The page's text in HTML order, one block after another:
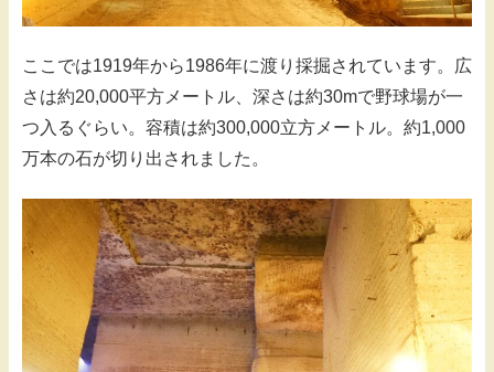
ここでは1919年から1986年に渡り採掘されています。広
さは約20,000平方メートル、深さは約30mで野球場が一
つ入るぐらい。容積は約300,000立方メートル。約1,000
万本の石が切り出されました。